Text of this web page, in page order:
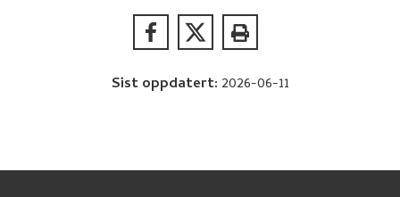
Sist oppdatert: 2026-06-11